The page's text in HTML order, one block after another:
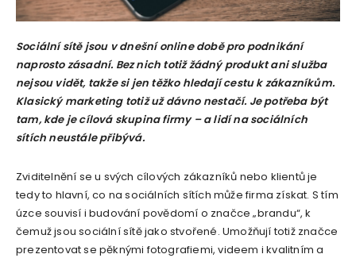
Sociální sítě jsou v dnešní online době pro podnikání
naprosto zásadní. Bez nich totiž žádný produkt ani služba
nejsou vidět, takže si jen těžko hledají cestu k zákazníkům.
Klasický marketing totiž už dávno nestačí. Je potřeba být
tam, kde je cílová skupina firmy – a lidí na sociálních
sítích neustále přibývá.
Zviditelnění se u svých cílových zákazníků nebo klientů je
tedy to hlavní, co na sociálních sítích může firma získat. S tím
úzce souvisí i budování povědomí o značce „brandu“, k
čemuž jsou sociální sítě jako stvořené. Umožňují totiž značce
prezentovat se pěknými fotografiemi, videem i kvalitním a